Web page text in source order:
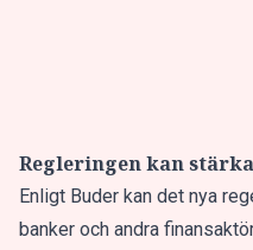
Regleringen kan
Enligt Buder kan det nya
banker och andra